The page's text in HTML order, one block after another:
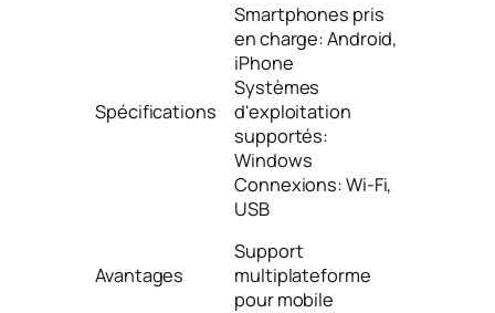
Spécifications
Smartphones pris
en charge: Android,
iPhone
Systèmes
d'exploitation
supportés:
Windows
Connexions: Wi-Fi,
USB
Avantages
Support
multiplateforme
pour mobile